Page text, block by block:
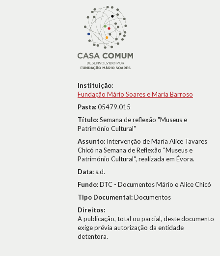
Instituição:
Fundação Mário Soares e Maria Barroso
Pasta:05479.015
Título:Semana de reflexão "Museus e
Património Cultural"
Assunto: Intervenção de Maria Alice Tavares
Chicó na Semana de Reflexão "Museus e
Património Cultural", realizada em Évora.
Data: s.d.
Fundo:DTC - Documentos Mário e Alice Chicó
Tipo Documental:Documentos
Direitos:
A publicação, total ou parcial, deste documento
exige prévia autorização da entidade
detentora.